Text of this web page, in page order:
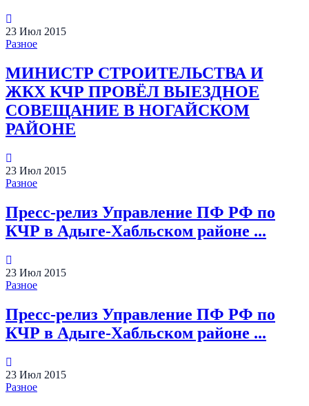
23 Июл 2015
Разное
МИНИСТР СТРОИТЕЛЬСТВА И
ЖКХ КЧР ПРОВЁЛ ВЫЕЗДНОЕ
СОВЕЩАНИЕ В НОГАЙСКОМ
РАЙОНЕ
23 Июл 2015
Разное
Пресс-релиз Управление ПФ РФ по
КЧР в Адыге-Хабльском районе ...
23 Июл 2015
Разное
Пресс-релиз Управление ПФ РФ по
КЧР в Адыге-Хабльском районе ...
23 Июл 2015
Разное